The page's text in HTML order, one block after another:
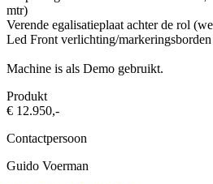
mtr)
Verende egalisatieplaat achter de rol
Led Front verlichting/markeringsborden
Machine is als Demo gebruikt.
Produkt
€ 12.950,-
Contactpersoon
Guido Voerman